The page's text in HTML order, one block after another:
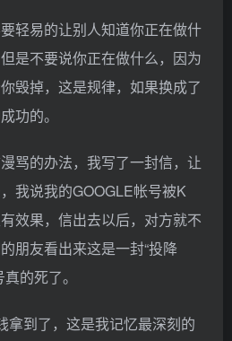
轻易的让别人知道你正在做什
是不要说你正在做什么，因为
毁掉，这是规律，如果换成了
功的。
骂的办法，我写了一封信，让
我说我的GOOGLE帐号被K
效果，信出去以后，对方就不
朋友看出来这是一封“投降
的死了。
拿到了，这是我记忆最深刻的